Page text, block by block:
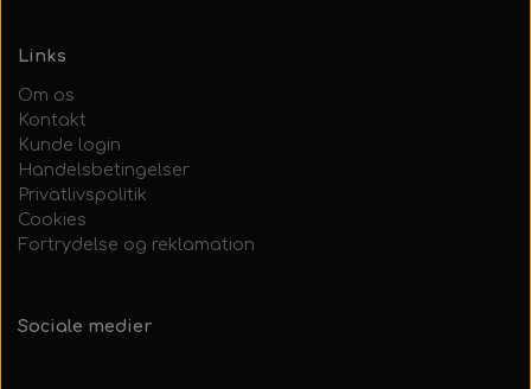
Links
Om os
Kontakt
Kunde login
Handelsbetingelser
Privatlivspolitik
Cookies
Fortrydelse og reklamation
Sociale medier